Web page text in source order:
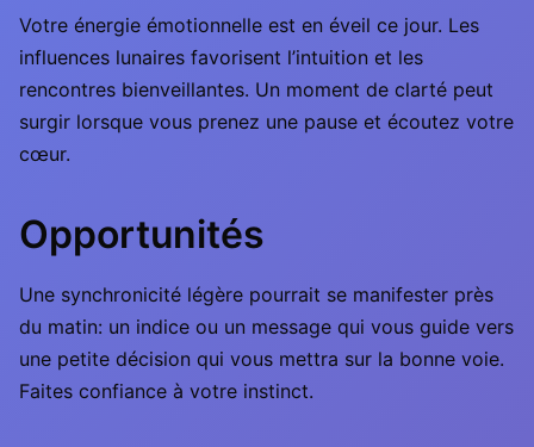
Votre énergie émotionnelle est en éveil ce jour. Les
influences lunaires favorisent l’intuition et les
rencontres bienveillantes. Un moment de clarté peut
surgir lorsque vous prenez une pause et écoutez votre
cœur.
Opportunités
Une synchronicité légère pourrait se manifester près
du matin: un indice ou un message qui vous guide vers
une petite décision qui vous mettra sur la bonne voie.
Faites confiance à votre instinct.